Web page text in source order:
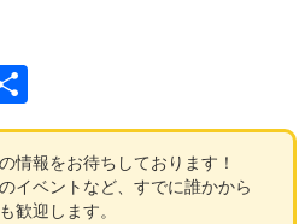
有
情報をお待ちしております！
イベントなど、すでに誰かから
歓迎します。